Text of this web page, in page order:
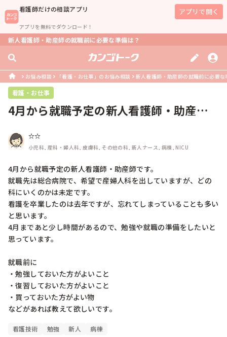
看護師だけの相談アプリ
アプリを無料でダウンロード！
アプリで開く
新人看護師・助産師の就職前に必要な準備は？
お悩み相談 「看護・お仕事」のお悩み相談 新人看護師・助産師の就職前に必要な
看護・お仕事
4月から就職予定の新人看護師・助産師
☆☆
小児科, 産科・婦人科, 皮膚科, その他の科, 新人ナース, 病棟, NICU
4月から就職予定の新人看護師・助産師です。
就職先は総合病院で、希望で産婦人科を出していますが、どの
科にいくのかは未定です。
看護を卒業したのは去年ですが、忘れてしまっていることも多い
と思います。
4月まであと少し時間があるので、勉強や就職の準備をしたいと
思っています。
就職前に
・勉強しておいた方がよいこと
・復習しておいた方がよいこと
・買っておいた方がよい物
などがあれば教えて欲しいです。
看護技術 勉強 新人 病棟